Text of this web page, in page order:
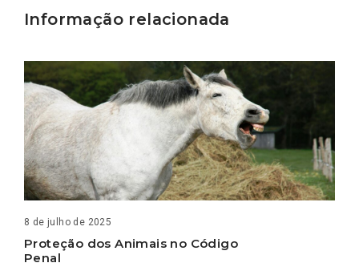
Informação relacionada
8 de julho de 2025
Proteção dos Animais no Código
Penal